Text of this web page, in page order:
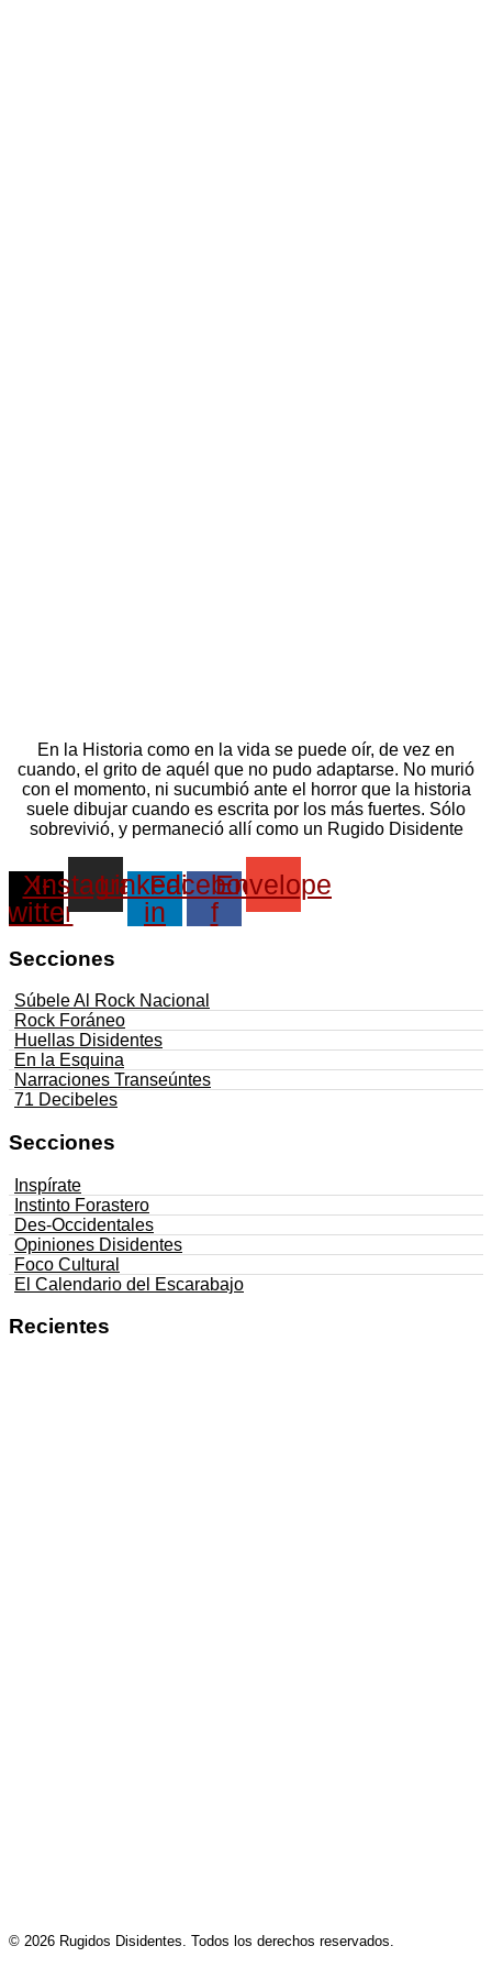
En la Historia como en la vida se puede oír, de vez en
cuando, el grito de aquél que no pudo adaptarse. No murió
con el momento, ni sucumbió ante el horror que la historia
suele dibujar cuando es escrita por los más fuertes. Sólo
sobrevivió, y permaneció allí como un Rugido Disidente
X-
twitter
Instagram
Linkedin-
in
Facebook-
f
Envelope
Secciones
Súbele Al Rock Nacional
Rock Foráneo
Huellas Disidentes
En la Esquina
Narraciones Transeúntes
71 Decibeles
Secciones
Inspírate
Instinto Forastero
Des-Occidentales
Opiniones Disidentes
Foco Cultural
El Calendario del Escarabajo
Recientes
© 2026 Rugidos Disidentes. Todos los derechos reservados.